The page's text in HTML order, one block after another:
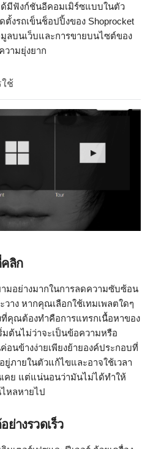
ด้มีฟังก์ชันอีคอมเมิร์ซแบบในตัว
งรถเข็นช็อปปิ้งของ Shoprocket
ลบนเว็บและการขายบนไซต์ของ
ามยุ่งยาก
ช้
คลิก
ามอย่างมากในการลดความซับซ้อน
าง หากคุณเลือกใช้เทมเพลตใดๆ
คุณต้องทำคือการแทรกเนื้อหาของ
มต้นไม่ว่าจะเป็นข้อความหรือ
อนข้างง่ายเพียงย้ายองค์ประกอบที่
ภายในตัวแก้ไขและอาจใช้เวลา
คย แต่แน่นอนว่ามันไม่ได้ทำให้
หลหายไป
ย่างรวดเร็ว